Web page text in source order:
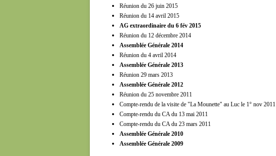
Réunion du 26 juin 2015
Réunion du 14 avril 2015
AG extraordinaire du 6 fév 2015
Réunion du 12 décembre 2014
Assemblée Générale 2014
Réunion du 4 avril 2014
Assemblée Générale 2013
Réunion 29 mars 2013
Assemblée Générale 2012
Réunion du 25 novembre 2011
Compte-rendu de la visite de "La Mounette" au Luc le 1° nov 2011
Compte-rendu du CA du 13 mai 2011
Compte-rendu du CA du 23 mars 2011
Assemblée Générale 2010
Assemblée Générale 2009